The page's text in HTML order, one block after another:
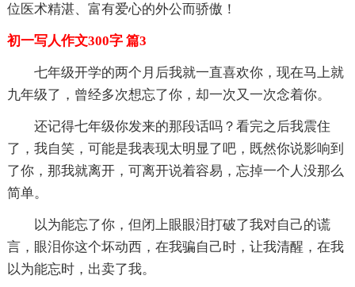
位医术精湛、富有爱心的外公而骄傲！
初一写人作文300字 篇3
七年级开学的两个月后我就一直喜欢你，现在马上就
九年级了，曾经多次想忘了你，却一次又一次念着你。
还记得七年级你发来的那段话吗？看完之后我震住
了，我自笑，可能是我表现太明显了吧，既然你说影响到
了你，那我就离开，可离开说着容易，忘掉一个人没那么
简单。
以为能忘了你，但闭上眼眼泪打破了我对自己的谎
言，眼泪你这个坏动西，在我骗自己时，让我清醒，在我
以为能忘时，出卖了我。